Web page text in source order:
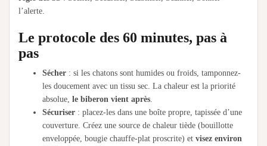
l’alerte.
Le protocole des 60 minutes, pas à
pas
Sécher : si les chatons sont humides ou froids, tamponnez-
les doucement avec un tissu sec. La chaleur est la priorité
absolue, le biberon vient après.
Sécuriser : placez-les dans une boîte propre, tapissée d’une
couverture. Créez une source de chaleur tiède (bouillotte
enveloppée, bougie chauffe-plat proscrite) et visez environ